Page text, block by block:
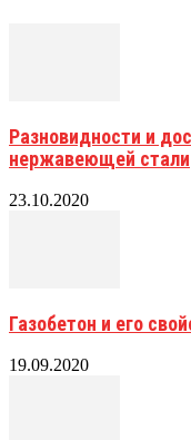
Разновидности и
нержавеющей стали
23.10.2020
Газобетон и его
19.09.2020